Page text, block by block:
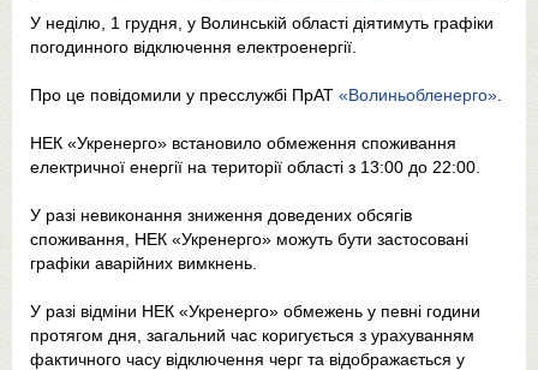
У неділю, 1 грудня, у Волинській області діятимуть графіки
погодинного відключення електроенергії.
Про це повідомили у пресслужбі ПрАТ «Волиньобленерго»
НЕК «Укренерго» встановило обмеження споживання
електричної енергії на території області з 13:00 до 22:00.
У разі невиконання зниження доведених обсягів
споживання, НЕК «Укренерго» можуть бути застосовані
графіки аварійних вимкнень.
У разі відміни НЕК «Укренерго» обмежень у певні години
протягом дня, загальний час коригується з урахуванням
фактичного часу відключення черг та відображається у